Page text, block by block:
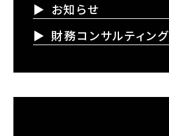
お知らせ
財務コンサルティング